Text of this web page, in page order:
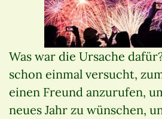
Was war die Ursache
schon einmal versucht,
einen Freund anzurufen,
neues Jahr zu wünschen,